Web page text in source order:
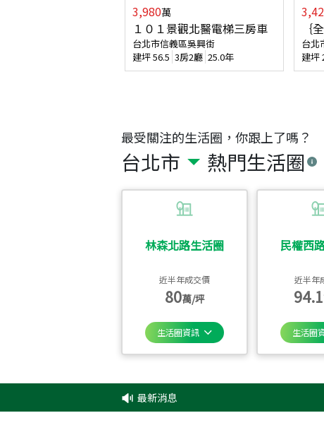
最受關注的生活圈，你跟上了嗎？
台北市 熱門生活圈
林森北路生活圈
近半年成交價
80萬/坪
生活圈資訊
民權西
近半年
94.1
生活圈
3,980萬
１０１景觀北醫電梯三房車
台北市信義區吳興街
建坪56.5 3房2廳 25.0年
｛
台北
建坪
最新消息